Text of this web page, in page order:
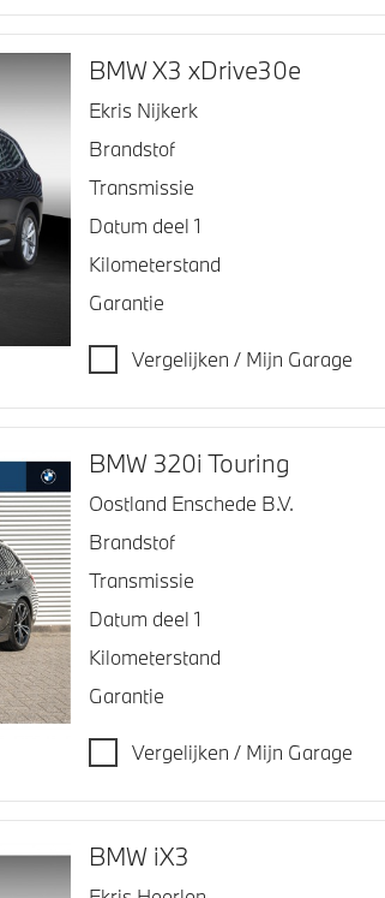
BMW X3 xDrive30e
Ekris Nijkerk
Brandstof
Transmissie
Datum deel 1
Kilometerstand
Garantie
Vergelijken / Mijn Garage
BMW 320i Touring
Oostland Enschede B.V.
Brandstof
Transmissie
Datum deel 1
Kilometerstand
Garantie
Vergelijken / Mijn Garage
BMW iX3